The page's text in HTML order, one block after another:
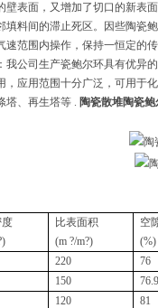
壁表面，又增加了切口的新表
填料间的滞止死区。因些陶瓷
范围内操作，保持一恒定的
我公司生产瓷鲍尔环具有优异
，应用范围十分广泛，可用于
塔、再生塔等 . 陶瓷散堆陶瓷
比表面积
(m ?/m?)
空
(%)
220 76
150 76.9
120 81